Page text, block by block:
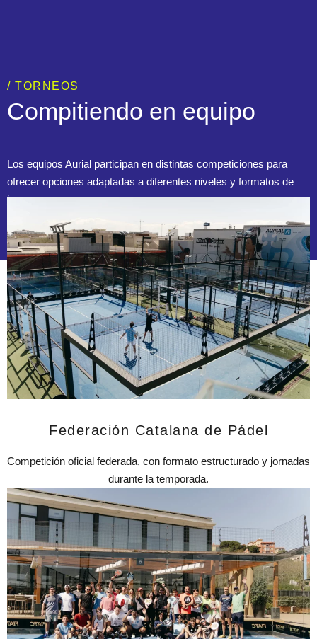
/ TORNEOS
Compitiendo en equipo
Los equipos Aurial participan en distintas competiciones para
ofrecer opciones adaptadas a diferentes niveles y formatos de
juego.
Federación Catalana de Pádel
Competición oficial federada, con formato estructurado y jornadas
durante la temporada.